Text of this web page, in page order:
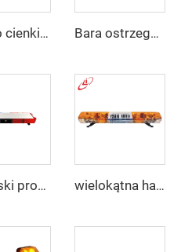
Bardzo cienkie i niskie światło ostrzegawcze policyjne Bara ostrzegawcza LED z
LED niski profil pojazdu samochodowego wielokątna halogenowa obracająca się belka świetlna ostrzegawcza